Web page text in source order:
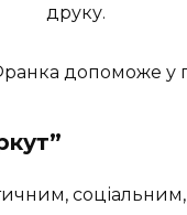
друку.
допоможе у